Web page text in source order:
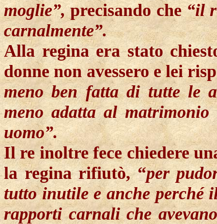
moglie”,precisando che“il
carnalmente”.
Alla regina era stato
donne non avessero e lei
meno ben fatta di tutte le
meno adatta al
uomo”.
Il re inoltre fece chiedere
la regina rifiutò, “per
tutto inutile e anche perché
rapporti carnali che